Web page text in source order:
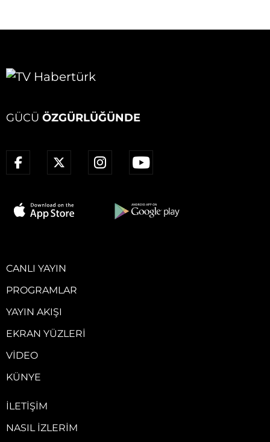
GÜCÜ ÖZGÜRLÜĞÜNDE
CANLI YAYIN
PROGRAMLAR
YAYIN AKIŞI
EKRAN YÜZLERI
VIDEO
KÜNYE
İLETIŞIM
NASIL İZLERIM